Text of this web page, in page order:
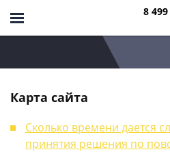
8
Карта сайта
Сколько времени дается
принятия решения по